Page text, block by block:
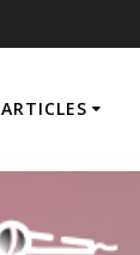
ARTICLES